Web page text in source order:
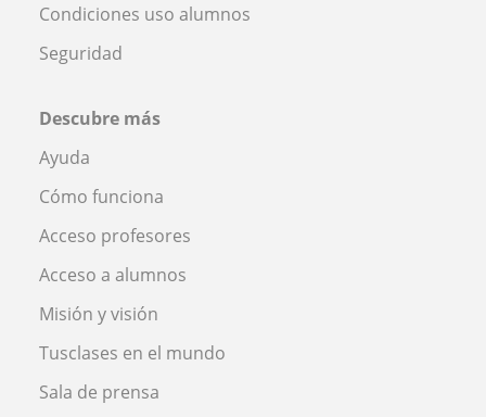
Condiciones uso alumnos
Seguridad
Descubre más
Ayuda
Cómo funciona
Acceso profesores
Acceso a alumnos
Misión y visión
Tusclases en el mundo
Sala de prensa